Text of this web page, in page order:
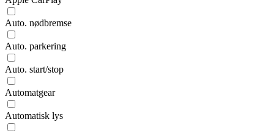
Auto. nødbremse
Auto. parkering
Auto. start/stop
Automatgear
Automatisk lys